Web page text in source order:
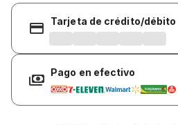
Tarjeta de crédito/débito
Pago en efectivo